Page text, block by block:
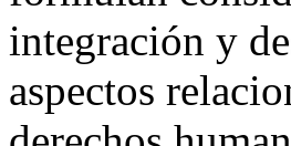
integración y
aspectos